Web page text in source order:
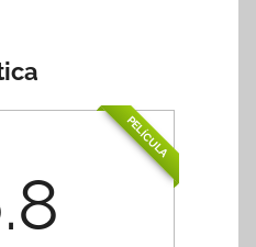
PELÍCULA